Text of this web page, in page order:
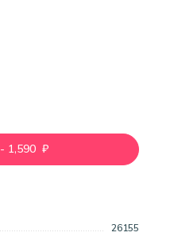
26155
- 1,590 ₽